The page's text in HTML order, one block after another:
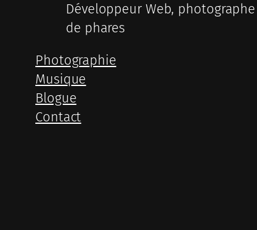
Développeur Web,
de phares
Photographie
Musique
Blogue
Contact